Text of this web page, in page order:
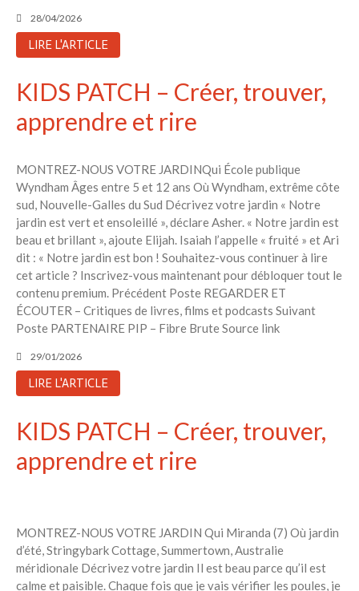
28/04/2026
LIRE L'ARTICLE
KIDS PATCH – Créer, trouver,
apprendre et rire
MONTREZ-NOUS VOTRE JARDINQui École publique
Wyndham Âges entre 5 et 12 ans Où Wyndham, extrême côte
sud, Nouvelle-Galles du Sud Décrivez votre jardin « Notre
jardin est vert et ensoleillé », déclare Asher. « Notre jardin est
beau et brillant », ajoute Elijah. Isaiah l’appelle « fruité » et Ari
dit : « Notre jardin est bon ! Souhaitez-vous continuer à lire
cet article ? Inscrivez-vous maintenant pour débloquer tout le
contenu premium. Précédent Poste REGARDER ET
ÉCOUTER – Critiques de livres, films et podcasts Suivant
Poste PARTENAIRE PIP – Fibre Brute Source link
29/01/2026
LIRE L'ARTICLE
KIDS PATCH – Créer, trouver,
apprendre et rire
MONTREZ-NOUS VOTRE JARDIN Qui Miranda (7) Où jardin
d’été, Stringybark Cottage, Summertown, Australie
méridionale Décrivez votre jardin Il est beau parce qu’il est
calme et paisible. Chaque fois que je vais vérifier les poules, je